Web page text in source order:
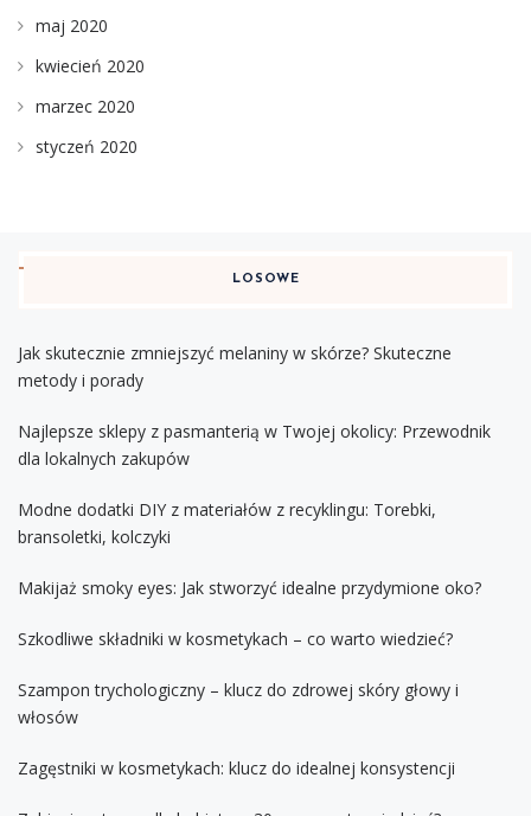
maj 2020
kwiecień 2020
marzec 2020
styczeń 2020
LOSOWE
Jak skutecznie zmniejszyć melaniny w skórze? Skuteczne
metody i porady
Najlepsze sklepy z pasmanterią w Twojej okolicy: Przewodnik
dla lokalnych zakupów
Modne dodatki DIY z materiałów z recyklingu: Torebki,
bransoletki, kolczyki
Makijaż smoky eyes: Jak stworzyć idealne przydymione oko?
Szkodliwe składniki w kosmetykach – co warto wiedzieć?
Szampon trychologiczny – klucz do zdrowej skóry głowy i
włosów
Zagęstniki w kosmetykach: klucz do idealnej konsystencji